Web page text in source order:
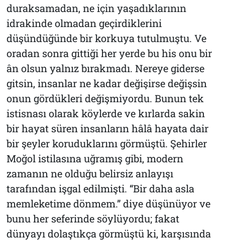
duraksamadan, ne için yaşadıklarının
idrakinde olmadan geçirdiklerini
düşündüğünde bir korkuya tutulmuştu. Ve
oradan sonra gittiği her yerde bu his onu bir
ân olsun yalnız bırakmadı. Nereye giderse
gitsin, insanlar ne kadar değişirse değişsin
onun gördükleri değişmiyordu. Bunun tek
istisnası olarak köylerde ve kırlarda sakin
bir hayat süren insanların hâlâ hayata dair
bir şeyler koruduklarını görmüştü. Şehirler
Moğol istilasına uğramış gibi, modern
zamanın ne olduğu belirsiz anlayışı
tarafından işgal edilmişti. “Bir daha asla
memleketime dönmem.” diye düşünüyor ve
bunu her seferinde söylüyordu; fakat
dünyayı dolaştıkça görmüştü ki, karşısında